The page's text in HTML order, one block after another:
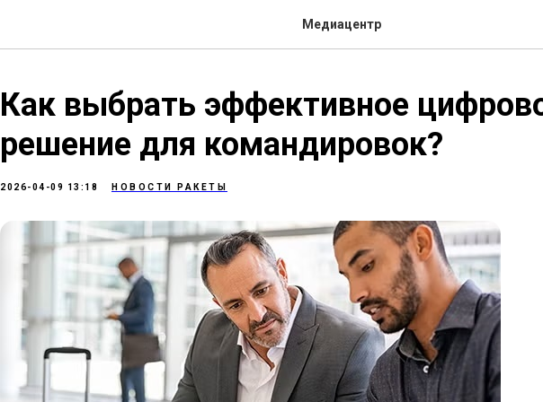
Медиацентр
Как выбрать эффективное
решение для командировок?⁠
2026-04-09 13:18 НОВОСТИ РАКЕТЫ